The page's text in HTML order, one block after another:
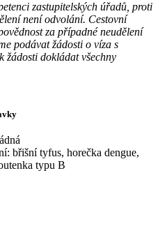
zastupitelských úřadů, proti
není odvolání. Cestovní
za případné neudělení
podávat žádosti o víza s
žádosti dokládat všechny
břišní tyfus, horečka dengue,
typu B